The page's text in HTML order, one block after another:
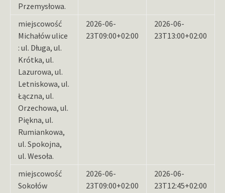
Przemysłowa.
miejscowość
Michałów ulice
: ul. Długa, ul.
Krótka, ul.
Lazurowa, ul.
Letniskowa, ul.
Łączna, ul.
Orzechowa, ul.
Piękna, ul.
Rumiankowa,
ul. Spokojna,
ul. Wesoła.
2026-06-
23T09:00+02:00
2026-06-
23T13:00+02:00
miejscowość
Sokołów
2026-06-
23T09:00+02:00
2026-06-
23T12:45+02:00